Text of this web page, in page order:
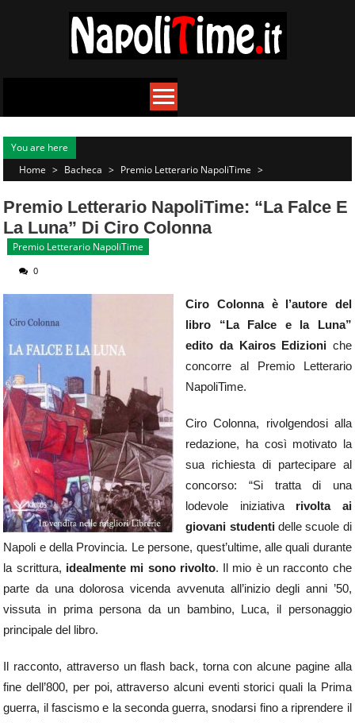
You are here
Home > Bacheca > Premio Letterario NapoliTime >
Premio Letterario NapoliTime: “La Falce E
La Luna” Di Ciro Colonna
Premio Letterario NapoliTime
0
Ciro Colonna è l’autore del
libro “La Falce e la Luna”
edito da Kairos Edizioni che
concorre al Premio Letterario
NapoliTime.
Ciro Colonna, rivolgendosi alla
redazione, ha così motivato la
sua richiesta di partecipare al
concorso: “Si tratta di una
lodevole iniziativa rivolta ai
giovani studentidelle scuole di
Napoli e della Provincia. Le persone, quest’ultime, alle quali durante
la scrittura, idealmente mi sono rivolto. Il mio è un racconto che
parte da una dolorosa vicenda avvenuta all’inizio degli anni ’50,
vissuta in prima persona da un bambino, Luca, il personaggio
principale del libro.
Il racconto, attraverso un flash back, torna con alcune pagine alla
fine dell’800, per poi, attraverso alcuni eventi storici quali la Prima
guerra, il fascismo e la seconda guerra, snodarsi fino a riprendere il